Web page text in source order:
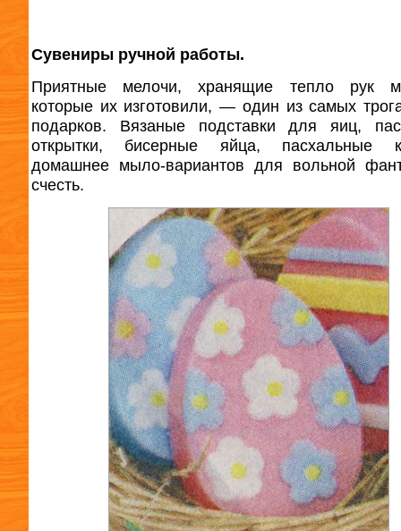
Сувениры ручной работы.
Приятные мелочи, хранящие тепло рук
которые их изготовили, — один из самых
подарков. Вязаные подставки для яиц,
открытки, бисерные яйца, пасхальные
домашнее мыло-вариантов для вольной
счесть.